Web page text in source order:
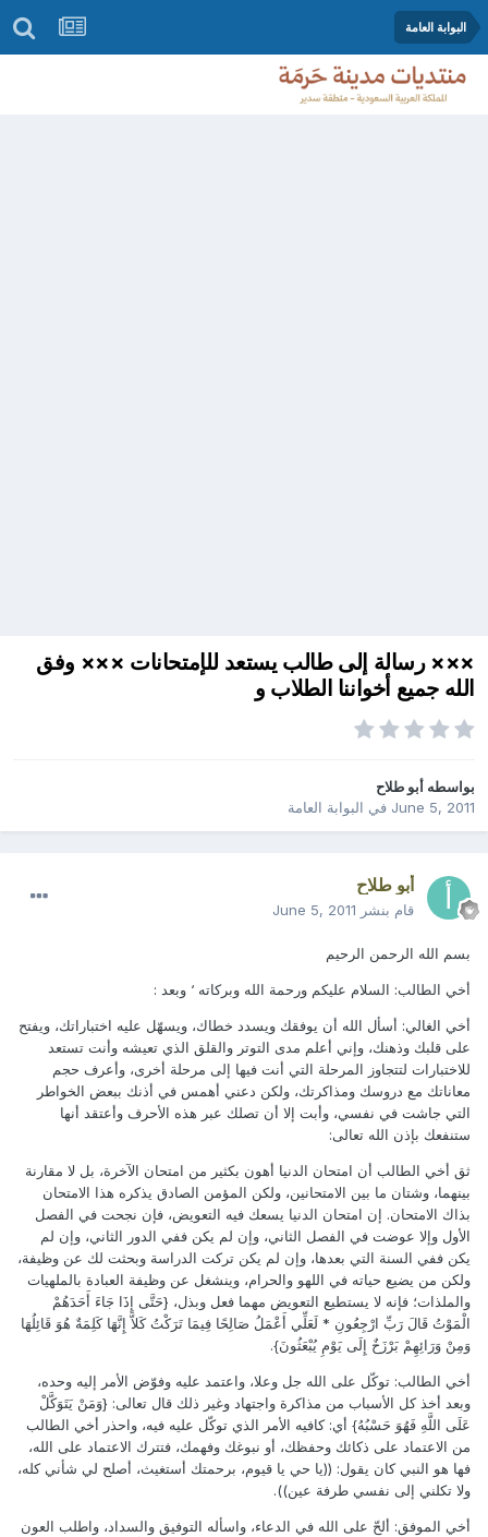
البوابة العامة
××× رسالة إلى طالب يستعد للإمتحانات ××× وفق
الله جميع أخواننا الطلاب و
بواسطه أبو طلاح
June 5, 2011في البوابة العامة
أبو طلاح
قام بنشر June 5, 2011
بسم الله الرحمن الرحيم
أخي الطالب: السلام عليكم ورحمة الله وبركاته ‘ وبعد :
أخي الغالي: أسأل الله أن يوفقك ويسدد خطاك، ويسهّل عليه اختباراتك، ويفتح
على قلبك وذهنك، وإني أعلم مدى التوتر والقلق الذي تعيشه وأنت تستعد
للاختبارات لتتجاوز المرحلة التي أنت فيها إلى مرحلة أخرى، وأعرف حجم
معاناتك مع دروسك ومذاكرتك، ولكن دعني أهمس في أذنك ببعض الخواطر
التي جاشت في نفسي، وأبت إلا أن تصلك عبر هذه الأحرف وأعتقد أنها
ستنفعك بإذن الله تعالى:
ثق أخي الطالب أن امتحان الدنيا أهون بكثير من امتحان الآخرة، بل لا مقارنة
بينهما، وشتان ما بين الامتحانين، ولكن المؤمن الصادق يذكره هذا الامتحان
بذاك الامتحان. إن امتحان الدنيا يسعك فيه التعويض، فإن نجحت في الفصل
الأول وإلا عوضت في الفصل الثاني، وإن لم يكن ففي الدور الثاني، وإن لم
يكن ففي السنة التي بعدها، وإن لم يكن تركت الدراسة وبحثت لك عن وظيفة،
ولكن من يضيع حياته في اللهو والحرام، وينشغل عن وظيفة العبادة بالملهيات
والملذات؛ فإنه لا يستطيع التعويض مهما فعل وبذل، {حَتَّى إِذَا جَاءَ أَحَدَهُمْ
الْمَوْتُ قَالَ رَبِّ ارْجِعُونِ * لَعَلِّي أَعْمَلُ صَالِحًا فِيمَا تَرَكْتُ كَلاَّ إِنَّهَا كَلِمَةٌ هُوَ قَائِلُهَا
وَمِنْ وَرَائِهِمْ بَرْزَخٌ إِلَى يَوْمِ يُبْعَثُونَ}.
أخي الطالب: توكّل على الله جل وعلا، واعتمد عليه وفوّض الأمر إليه وحده،
وبعد أخذ كل الأسباب من مذاكرة واجتهاد وغير ذلك قال تعالى: {وَمَنْ يَتَوَكَّلْ
عَلَى اللَّهِ فَهُوَ حَسْبُهُ} أي: كافيه الأمر الذي توكّل عليه فيه، واحذر أخي الطالب
من الاعتماد على ذكائك وحفظك، أو نبوغك وفهمك، فتترك الاعتماد على الله،
فها هو النبي كان يقول: ((يا حي يا قيوم، برحمتك أستغيث، أصلح لي شأني كله،
ولا تكلني إلى نفسي طرفة عين)).
أخي الموفق: ألحّ على الله في الدعاء، واسأله التوفيق والسداد، واطلب العون